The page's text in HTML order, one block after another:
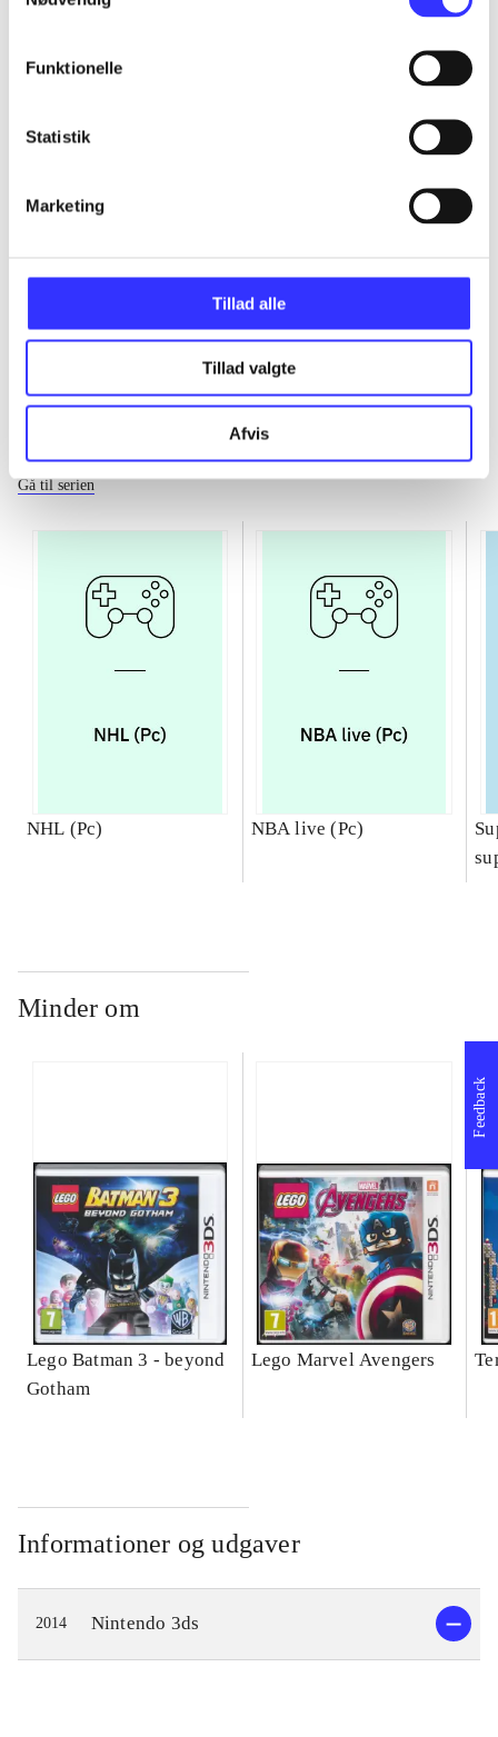
Funktionelle
Statistik
Marketing
Tillad alle
Tillad valgte
Afvis
...
...
...
Gå til serien
NHL (Pc) NBA live (Pc)
Minder om
Lego Batman 3 - beyond
Gotham
Lego Marvel Avengers
Informationer og udgaver
2014 Nintendo 3ds
Feedback